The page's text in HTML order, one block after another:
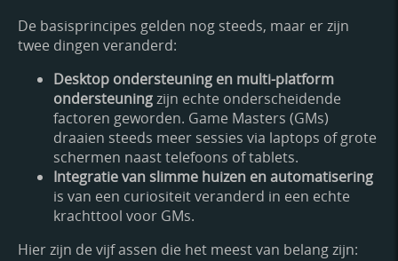
De basisprincipes gelden nog steeds, maar er zijn
twee dingen veranderd:
Desktop ondersteuning en multi-platform
ondersteuningzijn echte onderscheidende
factoren geworden. Game Masters (GMs)
draaien steeds meer sessies via laptops of grote
schermen naast telefoons of tablets.
Integratie van slimme huizen en automatisering
is van een curiositeit veranderd in een echte
krachttool voor GMs.
Hier zijn de vijf assen die het meest van belang zijn: